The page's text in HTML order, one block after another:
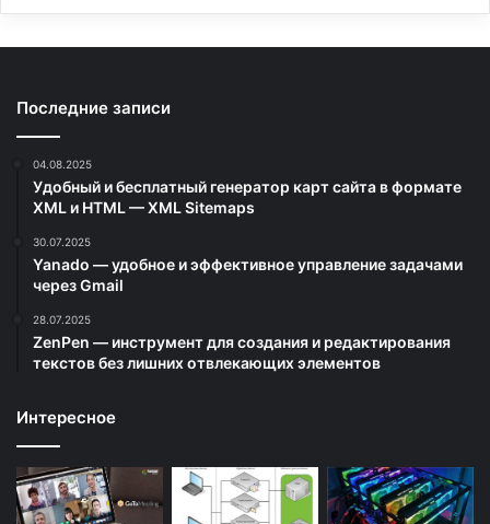
Последние записи
04.08.2025
Удобный и бесплатный генератор карт сайта в формате
XML и HTML — XML Sitemaps
30.07.2025
Yanado — удобное и эффективное управление задачами
через Gmail
28.07.2025
ZenPen — инструмент для создания и редактирования
текстов без лишних отвлекающих элементов
Интересное